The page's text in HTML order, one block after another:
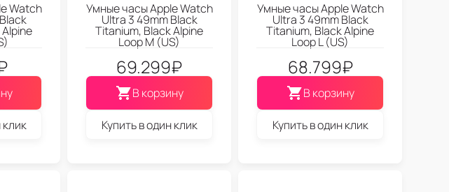
Watch
клик
Умные часы Apple Watch
Ultra 3 49mm Black
Titanium, Black Alpine
Loop M (US)
69.299₽
В корзину
Купить в один клик
Умные часы Apple Watch
Ultra 3 49mm Black
Titanium, Black Alpine
Loop L (US)
68.799₽
В корзину
Купить в один клик